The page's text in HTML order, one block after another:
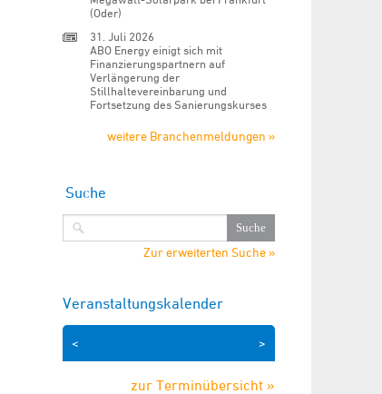
(Oder)
31. Juli 2026
ABO Energy einigt sich mit
Finanzierungspartnern auf
Verlängerung der
Stillhaltevereinbarung und
Fortsetzung des Sanierungskurses
weitere Branchenmeldungen »
Suche
Zur erweiterten Suche »
Veranstaltungskalender
>
<
zur Terminübersicht »